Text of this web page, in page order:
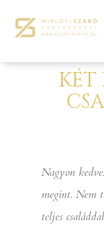
KÉT
Nagyon
megint. Nem
teljes